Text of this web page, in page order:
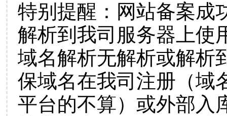
特别提醒：网站备案成
解析到我司服务器上使
域名解析无解析或解析
保域名在我司注册（域
平台的不算）或外部入